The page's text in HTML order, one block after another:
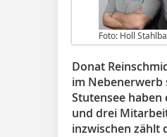
Foto: Holl
Donat
im Nebenerwerb
Stutensee
und drei
inzwischen zählt